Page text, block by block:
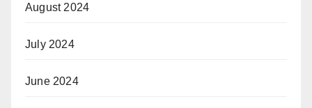
August 2024
July 2024
June 2024